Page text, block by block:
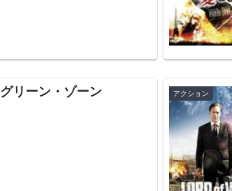
グリーン・ゾーン アクション